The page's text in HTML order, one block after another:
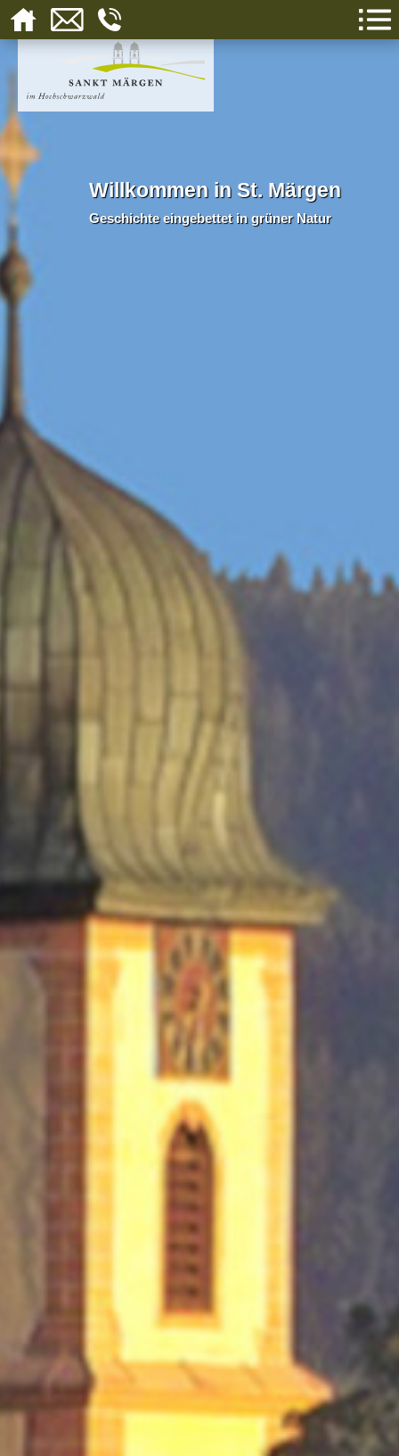
Willkommen in St. Märgen
Geschichte eingebettet in grüner Natur